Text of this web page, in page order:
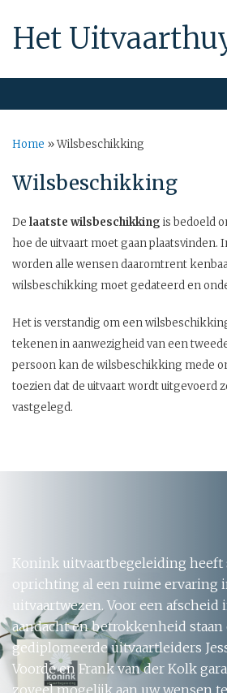
Het
Home »Wilsbeschikking
Wilsbeschikking
De laatste wilsbeschikking is bedoeld
hoe de uitvaart moet gaan plaatsvinden.
worden alle wensen daaromtrent
wilsbeschikking moet gedateerd en
Het is verstandig om een
tekenen in aanwezigheid van een
persoon kan de wilsbeschikking mede
toezien dat de uitvaart wordt uitgevoerd
vastgelegd.
Konink uitvaartbegeleiding heeft
oprichting al een ruime ervaring
uitvaartwezen. Voor een afscheid
aandacht en betrokkenheid staan
gediplomeerde uitvaartleiders
Voorde en Frank van der Kolk
zoveel mogelijk aan uw wensen